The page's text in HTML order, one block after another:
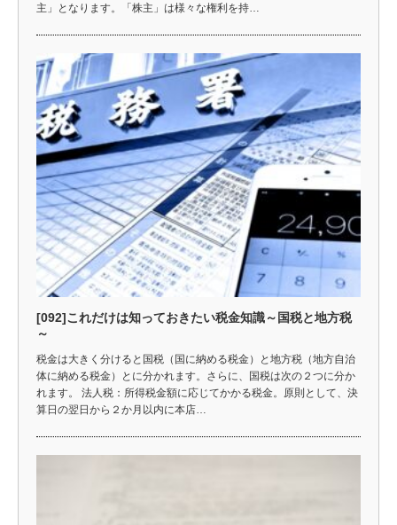
主」となります。「株主」は様々な権利を持…
[092]これだけは知っておきたい税金知識～国税と地方税
～
税金は大きく分けると国税（国に納める税金）と地方税（地方自治
体に納める税金）とに分かれます。さらに、国税は次の２つに分か
れます。 法人税：所得税金額に応じてかかる税金。原則として、決
算日の翌日から２か月以内に本店…